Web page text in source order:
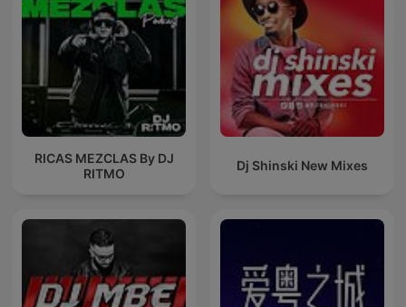
RICAS MEZCLAS By DJ
RITMO
Dj Shinski New Mixes